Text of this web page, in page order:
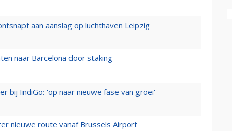
aan aanslag op luchthaven Leipzig
naar Barcelona door staking
bij IndiGo: 'op naar nieuwe fase van groei'
nieuwe route vanaf Brussels Airport